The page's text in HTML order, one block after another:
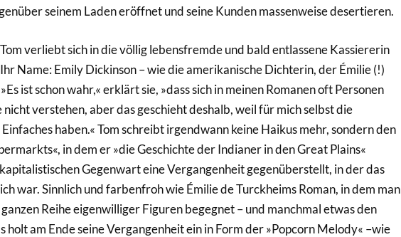
seinem Laden eröffnet und seine Kunden massenweise desertieren.
verliebt sich in die völlig lebensfremde und bald entlassene Kassiererin
Name: Emily Dickinson – wie die amerikanische Dichterin, der Émilie (!)
ist schon wahr,« erklärt sie, »dass sich in meinen Romanen oft Personen
verstehen, aber das geschieht deshalb, weil für mich selbst die
haben.« Tom schreibt irgendwann keine Haikus mehr, sondern den
in dem er »die Geschichte der Indianer in den Great Plains«
Gegenwart eine Vergangenheit gegenüberstellt, in der das
war. Sinnlich und farbenfroh wie Émilie de Turckheims Roman, in dem man
Reihe eigenwilliger Figuren begegnet – und manchmal etwas den
am Ende seine Vergangenheit ein in Form der »Popcorn Melody« –wie